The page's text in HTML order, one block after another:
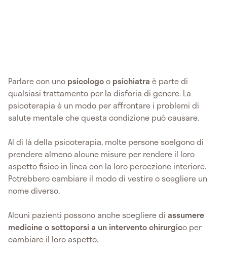
Parlare con uno psicologoo psichiatra è parte di
qualsiasi trattamento per la disforia di genere. La
psicoterapia è un modo per affrontare i problemi di
salute mentale che questa condizione può causare.
Al di là della psicoterapia, molte persone scelgono di
prendere almeno alcune misure per rendere il loro
aspetto fisico in linea con la loro percezione interiore.
Potrebbero cambiare il modo di vestire o scegliere un
nome diverso.
Alcuni pazienti possono anche scegliere di assumere
medicine o sottoporsi a un intervento chirurgico per
cambiare il loro aspetto.